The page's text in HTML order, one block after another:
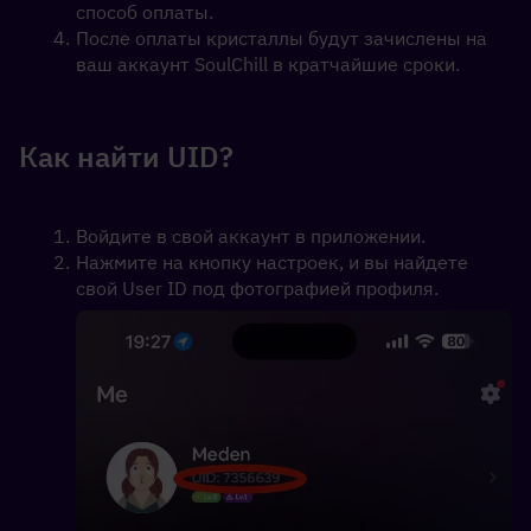
способ оплаты.
После оплаты кристаллы будут зачислены на
ваш аккаунт SoulChill в кратчайшие сроки.
Как найти UID?
Войдите в свой аккаунт в приложении.
Нажмите на кнопку настроек, и вы найдете
свой User ID под фотографией профиля.